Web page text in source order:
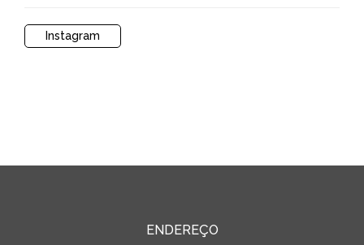
Instagram
ENDEREÇO